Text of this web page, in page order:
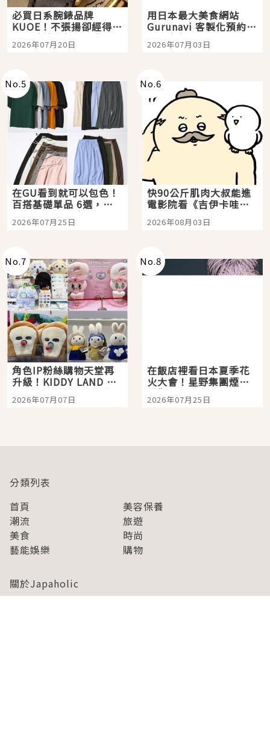
必買日系腕錶品牌
KUOE！不張揚卻經得起
時間洗鍊的經典之作五
選
2026年07月20日
用日本最大美食網站
Gurunavi 客製化預約九
大都市餐廳，打造專屬
美食體驗！
2026年07月03日
No.5
在GU看到就可以包色！
百搭基礎單品 6選，閉
眼全收也不心疼
2026年07月25日
No.6
快90公斤肌肉大叔能進
電影院看《吉伊卡哇》
嗎？日本重金屬樂團
「打首」會長與nagano
2026年08月03日
No.7
角色IP粉絲購物天堂再
升級！KIDDY LAND 原
宿店吉伊卡哇迎客，新
開幕 OMOKADO 店3分
2026年07月07日
No.8
在飯店裡看日本夏季花
火大會！星野集團煙火
景觀飯店6選，讓你不用
人擠人悠閒欣賞
2026年07月25日
分類列表
首頁
美容保養
潮流
旅遊
美食
時尚
藝能娛樂
購物
關於Japaholic